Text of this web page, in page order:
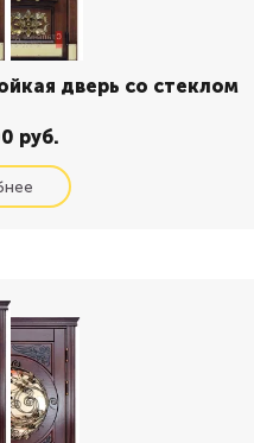
дверь со стеклом
руб.